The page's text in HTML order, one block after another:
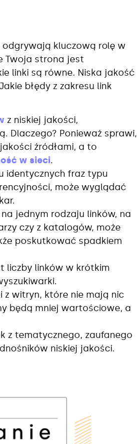
odgrywają kluczową rolę w
Twoja strona jest
linki są równe. Niska jakość
błędy z zakresu link
z niskiej jakości,
Dlaczego? Ponieważ sprawi,
źródłami, a to
w sieci.
identycznych fraz typu
może wyglądać
jednym rodzaju linków, na
czy z katalogów, może
poskutkować spadkiem
liczby linków w krótkim
z witryn, które nie mają nic
będą mniej wartościowe, a
z tematycznego, zaufanego
niskiej jakości.